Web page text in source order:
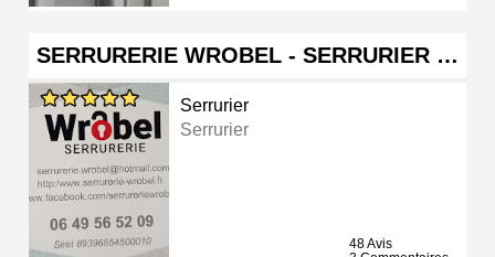
SERRURERIE WROBEL - SERRURIER …
Serrurier
Serrurier
48 Avis